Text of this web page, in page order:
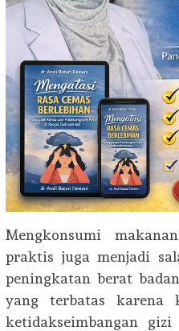
Mengkonsumi
praktis juga menjadi
peningkatan berat
yang terbatas karena
ketidakseimbangan